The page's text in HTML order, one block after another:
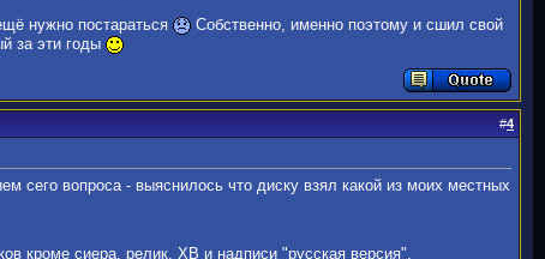
нужно постараться
Собственно, именно поэтому и сшил свой
за эти годы
#4
вопроса - выяснилось что диску взял какой из моих местных
кроме сиера, релик, ХВ и надписи "русская версия".